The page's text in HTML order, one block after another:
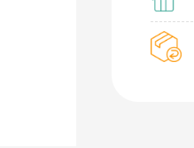
Εγγραφή